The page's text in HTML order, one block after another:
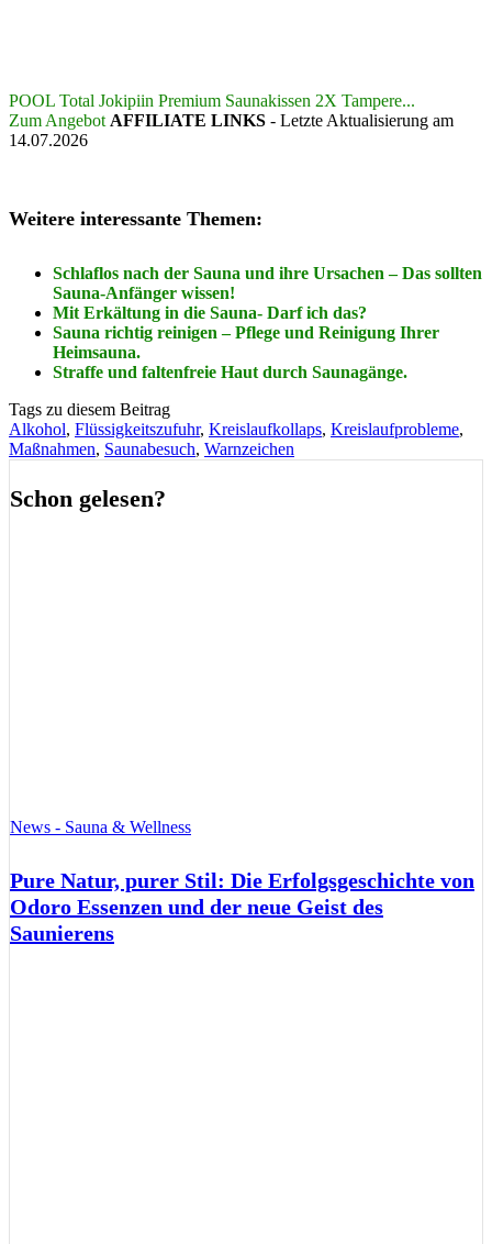
POOL Total Jokipiin Premium Saunakissen 2X Tampere...
Zum Angebot AFFILIATE LINKS - Letzte Aktualisierung am
14.07.2026
Weitere interessante Themen:
Schlaflos nach der Sauna und ihre Ursachen – Das sollten
Sauna-Anfänger wissen!
Mit Erkältung in die Sauna- Darf ich das?
Sauna richtig reinigen – Pflege und Reinigung Ihrer
Heimsauna.
Straffe und faltenfreie Haut durch Saunagänge.
Tags zu diesem Beitrag
Alkohol, Flüssigkeitszufuhr, Kreislaufkollaps, Kreislaufprobleme,
Maßnahmen, Saunabesuch, Warnzeichen
Schon gelesen?
News - Sauna & Wellness
Pure Natur, purer Stil: Die Erfolgsgeschichte von
Odoro Essenzen und der neue Geist des
Saunierens